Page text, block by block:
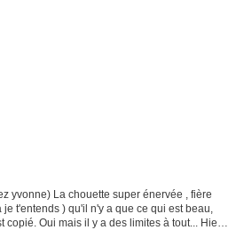
yvonne) La chouette super énervée , fière
t'entends ) qu'il n'y a que ce qui est beau,
Oui mais il y a des limites à tout... Hier